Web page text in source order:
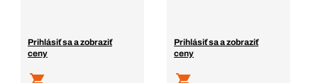
Prihlásiť sa a zobraziť
ceny
Prihlásiť sa a zobraziť
ceny